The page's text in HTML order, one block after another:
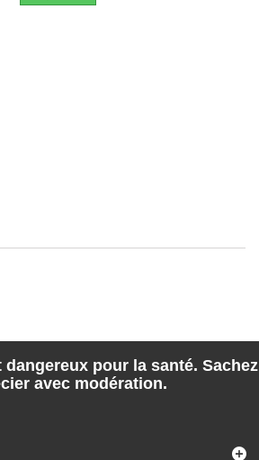
pour la santé. Sachez
avec modération.